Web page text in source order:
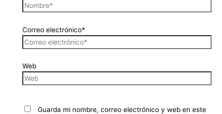
Correo electrónico*
Web
Guarda mi nombre, correo electrónico y web en este